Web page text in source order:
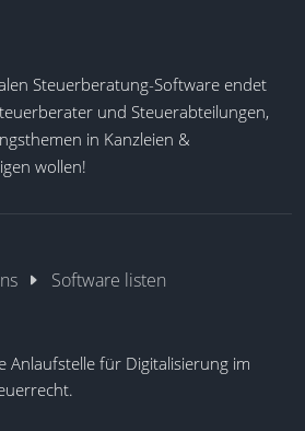
Steuerberatung-Software endet
und Steuerabteilungen,
in Kanzleien &
wollen!
Software listen
Anlaufstelle für Digitalisierung im